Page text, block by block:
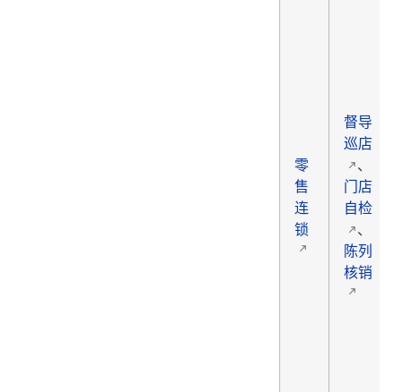
零
售
连
锁
督导
巡店
、
门店
自检
、
陈列
核销